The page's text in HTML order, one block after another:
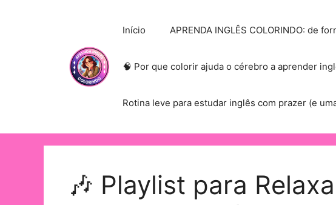
Início APRENDA INGLÊS COLORINDO: de
🧠 Por que colorir ajuda o cérebro a aprender
Rotina leve para estudar inglês com prazer (e
🎶 Playlist para